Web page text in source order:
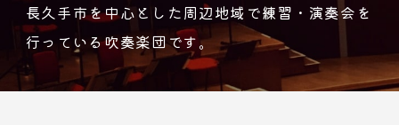
長久手市を中心とした周辺地域で練習・演奏会を
行っている吹奏楽団です。